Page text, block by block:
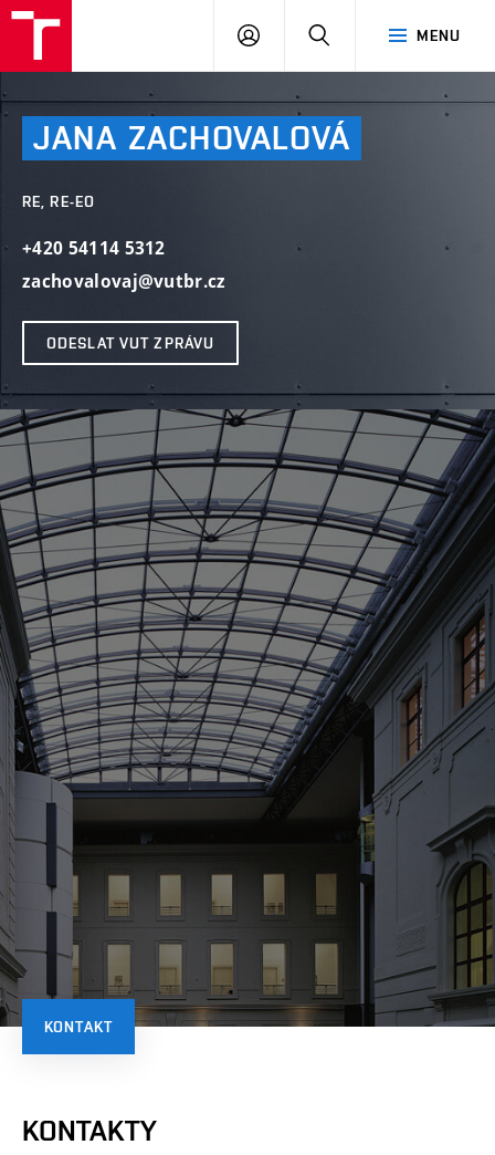
MENU
PŘIHLÁSIT
JANA ZACHOVALOVÁ
RE, RE-EO
+420 54114 5312
zachovalovaj@vutbr.cz
ODESLAT VUT ZPRÁVU
KONTAKT
KONTAKTY